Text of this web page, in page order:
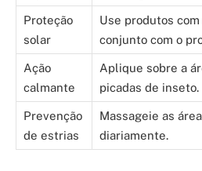
Proteção
solar
Use produtos
conjunto com o
Ação
calmante
Aplique sobre a
picadas de inseto.
Prevenção
de estrias
Massageie as
diariamente.